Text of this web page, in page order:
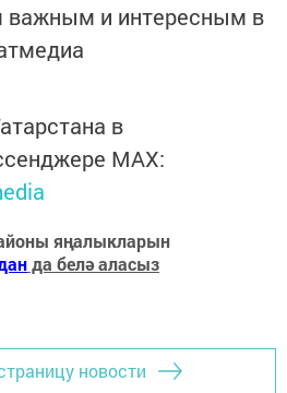
важным и интересным в
в
MАХ:
яңалыкларын
да белә аласыз
новости